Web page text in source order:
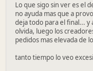
Lo que sigo sin ver es el
no ayuda mas que a
deja todo para el final... y
olvida, luego los
pedidos mas elevada de
tanto tiempo lo veo